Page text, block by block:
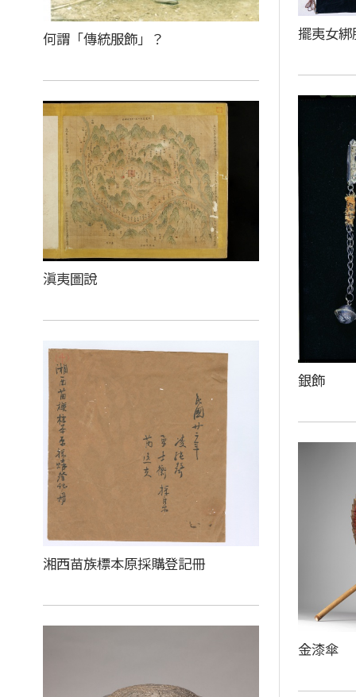
何謂「傳統服飾」？ 擺夷女綁
銀飾
滇夷圖說
湘西苗族標本原採購登記冊
金漆傘